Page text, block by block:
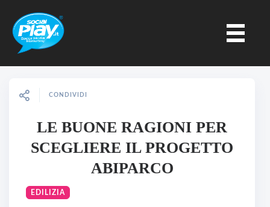
CONDIVIDI
LE BUONE RAGIONI PER
SCEGLIERE IL PROGETTO
ABIPARCO
EDILIZIA